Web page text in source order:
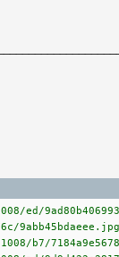
ed/
b7/